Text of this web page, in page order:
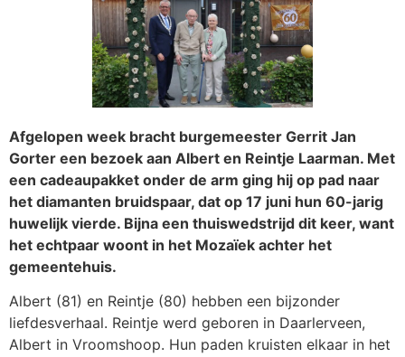
Afgelopen week bracht burgemeester Gerrit Jan
Gorter een bezoek aan Albert en Reintje Laarman. Met
een cadeaupakket onder de arm ging hij op pad naar
het diamanten bruidspaar, dat op 17 juni hun 60-jarig
huwelijk vierde. Bijna een thuiswedstrijd dit keer, want
het echtpaar woont in het Mozaïek achter het
gemeentehuis.
Albert (81) en Reintje (80) hebben een bijzonder
liefdesverhaal. Reintje werd geboren in Daarlerveen,
Albert in Vroomshoop. Hun paden kruisten elkaar in het